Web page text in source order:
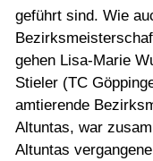
geführt sind. Wie
gehen Lisa-Marie
Stieler (TC
amtierende
Altuntas, war
Altuntas